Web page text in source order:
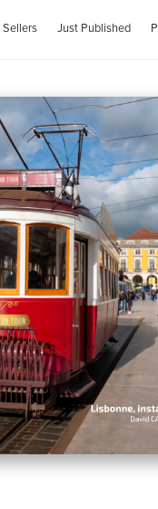
Sellers Just Published